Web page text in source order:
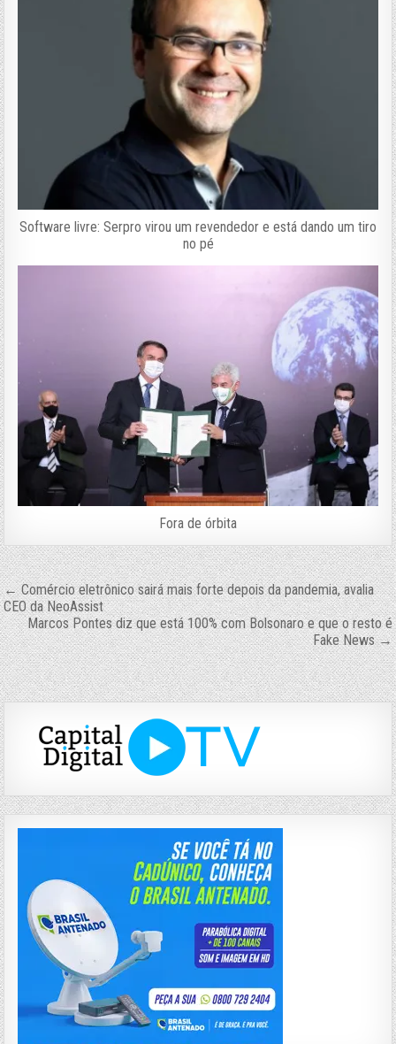
Software livre: Serpro virou um revendedor e está dando um tiro
no pé
Fora de órbita
Navegação
de
Post
← Comércio eletrônico sairá mais forte depois da pandemia, avalia
CEO da NeoAssist
Marcos Pontes diz que está 100% com Bolsonaro e que o resto é
Fake News →